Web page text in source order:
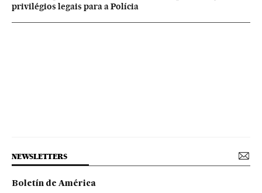
privilégios legais para a Polícia
NEWSLETTERS
Boletín de América